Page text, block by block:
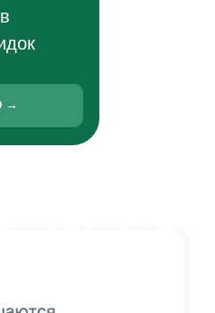
→